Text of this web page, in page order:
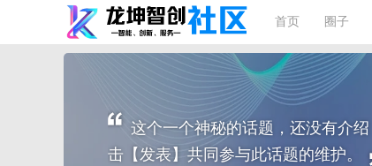
首页 圈子
这个一个神秘的话题，还没有介
击【发表】共同参与此话题的维护。